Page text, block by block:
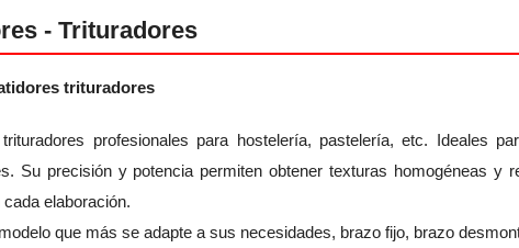
- Trituradores
trituradores
trituradores profesionales para hostelería, pastelería, etc. Ideales
Su precisión y potencia permiten obtener texturas homogéneas y
elaboración.
que más se adapte a sus necesidades, brazo fijo, brazo